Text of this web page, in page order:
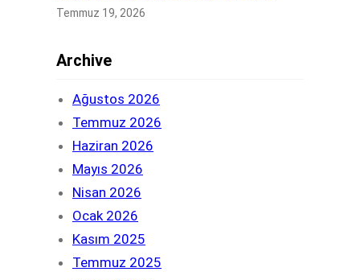
Temmuz 19, 2026
Archive
Ağustos 2026
Temmuz 2026
Haziran 2026
Mayıs 2026
Nisan 2026
Ocak 2026
Kasım 2025
Temmuz 2025